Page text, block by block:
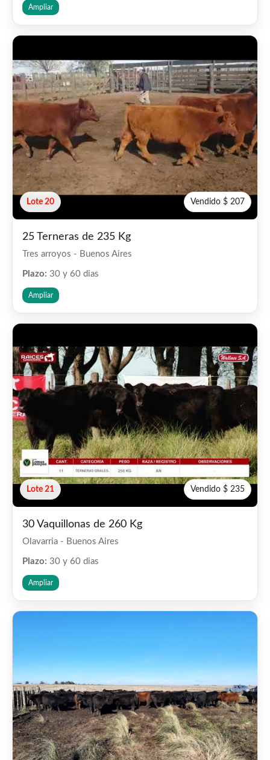
Ampliar
Lote 20 Vendido $ 207
25 Terneras de 235 Kg
Tres arroyos - Buenos Aires
Plazo: 30 y 60 dias
Ampliar
Lote 21 Vendido $ 235
30 Vaquillonas de 260 Kg
Olavarria - Buenos Aires
Plazo: 30 y 60 dias
Ampliar